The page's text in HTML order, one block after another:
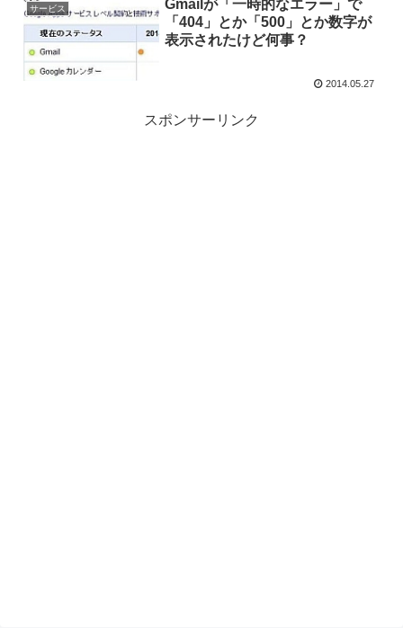
サービス
Gmailが「一時的なエラー」で
「404」とか「500」とか数字が
表示されたけど何事？
2014.05.27
スポンサーリンク